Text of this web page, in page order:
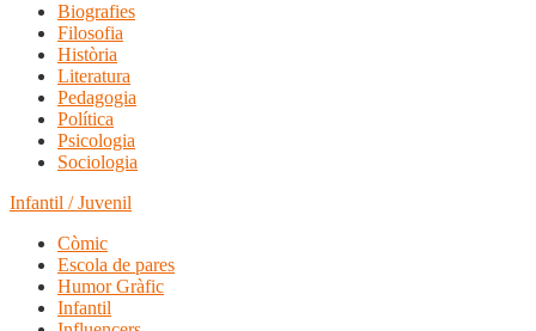
Biografies
Filosofia
Història
Literatura
Pedagogia
Política
Psicologia
Sociologia
Infantil / Juvenil
Còmic
Escola de pares
Humor Gràfic
Infantil